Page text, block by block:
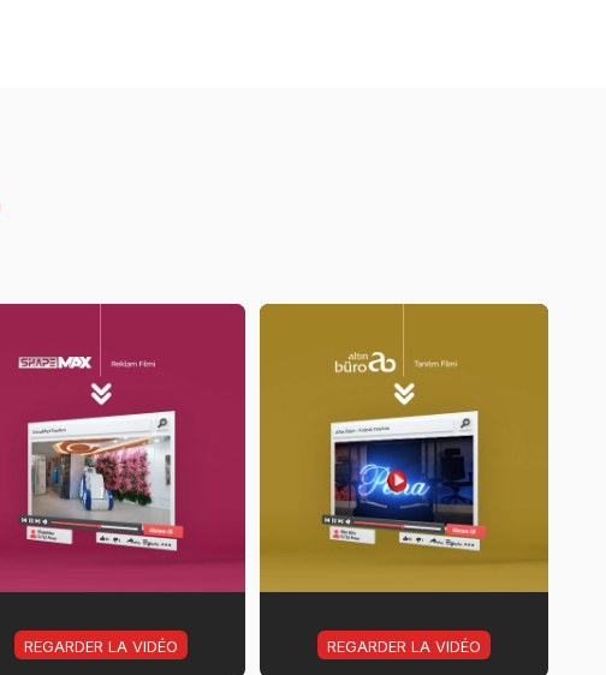
REGARDER LA VIDÉO REGARDER LA VIDÉO